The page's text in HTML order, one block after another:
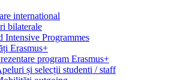
international
bilaterale
Intensive Programmes
Erasmus+
program Erasmus+
și selecții studenti / staff